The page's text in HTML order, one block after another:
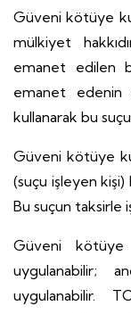
Güveni kötüye
mülkiyet
emanet edilen
emanet edenin
kullanarak bu
Güveni kötüye
(suçu işleyen
Bu suçun taksirle
Güveni kötüye
uygulanabilir;
uygulanabilir.